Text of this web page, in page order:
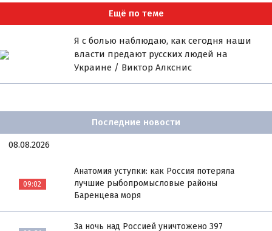
Ещё по теме
Я с болью наблюдаю, как сегодня наши
власти предают русских людей на
Украине / Виктор Алкснис
Последние новости
08.08.2026
09:02
Анатомия уступки: как Россия потеряла
лучшие рыбопромысловые районы
Баренцева моря
За ночь над Россией уничтожено 397